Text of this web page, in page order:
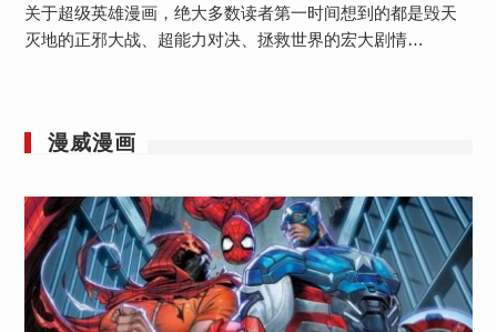
关于超级英雄漫画，绝大多数读者第一时间想到的都是毁天
灭地的正邪大战、超能力对决、拯救世界的宏大剧情…
漫威漫画